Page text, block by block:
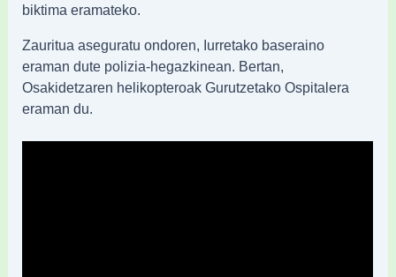
biktima eramateko.
Zauritua aseguratu ondoren, Iurretako baseraino
eraman dute polizia-hegazkinean. Bertan,
Osakidetzaren helikopteroak Gurutzetako Ospitalera
eraman du.